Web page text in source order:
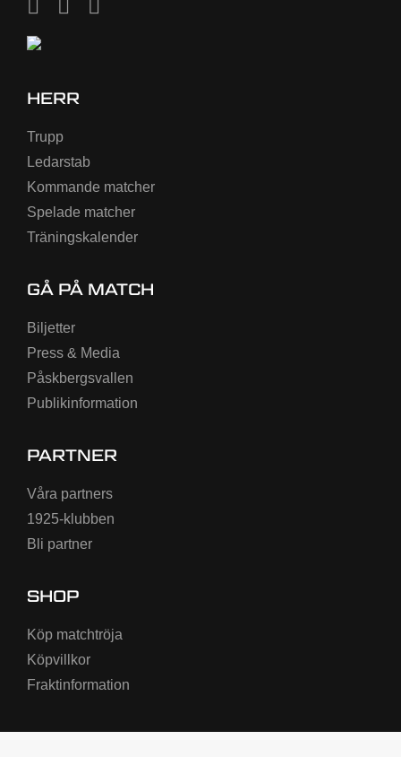
HERR
Trupp
Ledarstab
Kommande matcher
Spelade matcher
Träningskalender
GÅ PÅ MATCH
Biljetter
Press & Media
Påskbergsvallen
Publikinformation
PARTNER
Våra partners
1925-klubben
Bli partner
SHOP
Köp matchtröja
Köpvillkor
Fraktinformation